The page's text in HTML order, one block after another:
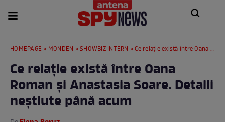
HOMEPAGE » MONDEN »SHOWBIZ INTERN » Ce relație există între Oana Roman și Anastasia Soare. Detalii neștiute până acum
Ce relație există între Oana
Roman și Anastasia Soare. Detalii
neștiute până acum